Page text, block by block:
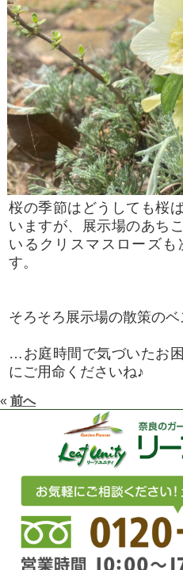
桜の季節はどうしても桜
いますが、展示場のあち
いるクリスマスローズも
す。
そろそろ展示場の散策のベ
…お庭時間で気づいたお
にご用命くださいね♪
« 前へ